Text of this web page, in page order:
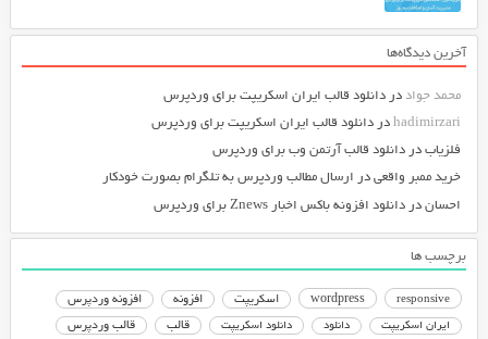
آخرین دیدگاه‌ها
محمد جواددر دانلود قالب ایران اسکریپت برای وردپرس
hadimirzariدر دانلود قالب ایران اسکریپت برای وردپرس
فلزیابدر دانلود قالب آرتمن وب برای وردپرس
خرید ممبر واقعیدر ارسال مطالب وردپرس به تلگرام بصورت خودکار
احساندر دانلود افزونه باکس اخبار Znews برای وردپرس
برچسب ها
responsive
wordpress اسکریپت افزونه افزونه وردپرس
ایران اسکریپت دانلود دانلود اسکریپت قالب قالب وردپرس